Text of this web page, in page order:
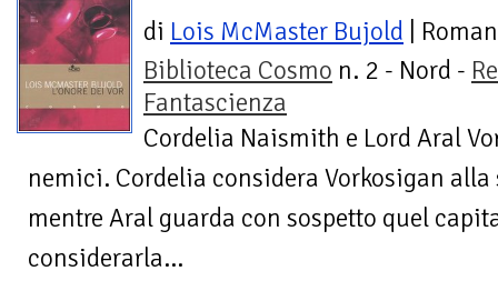
di Lois McMaster Bujold |
Biblioteca Cosmo n. 2 - Nord -
Fantascienza
Cordelia Naismith e Lord Aral
nemici. Cordelia considera Vorkosigan
mentre Aral guarda con sospetto quel
considerarla...